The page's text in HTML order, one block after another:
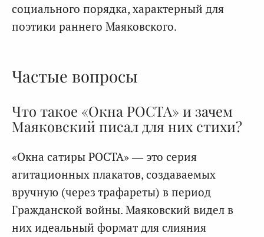
социального порядка, характерный для
поэтики раннего Маяковского.
Частые вопросы
Что такое «Окна РОСТА» и зачем
Маяковский писал для них стихи?
«Окна сатиры РОСТА» — это серия
агитационных плакатов, создаваемых
вручную (через трафареты) в период
Гражданской войны. Маяковский видел в
них идеальный формат для слияния